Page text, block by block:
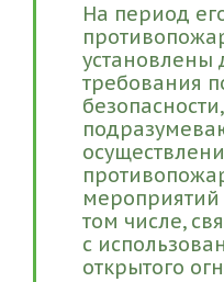
На период
установлены
требования
том числе,
с
открытого